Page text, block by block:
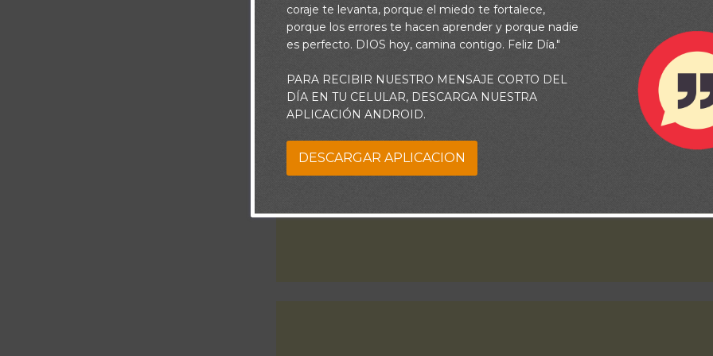
encuentre siempre libre de tentación y firme ante el miedo de fallar o caer
Gracias Padre por que sé que eres mi gran libertador.
coraje te levanta, porque el miedo te fortalece,
porque los errores te hacen aprender y porque nadie
es perfecto. DIOS hoy, camina contigo. Feliz Día."
PARA RECIBIR NUESTRO MENSAJE CORTO DEL
DÍA EN TU CELULAR, DESCARGA NUESTRA
APLICACIÓN ANDROID.
DESCARGAR APLICACION